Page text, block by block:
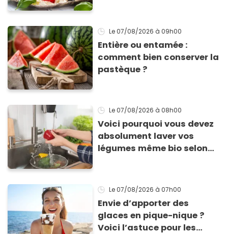
Le 07/08/2026 à 09h00
Entière ou entamée :
comment bien conserver la
pastèque ?
Le 07/08/2026 à 08h00
Voici pourquoi vous devez
absolument laver vos
légumes même bio selon
Le 07/08/2026 à 07h00
Envie d’apporter des
glaces en pique-nique ?
Voici l’astuce pour les